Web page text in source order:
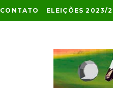
CONTATO ELEIÇÕES 2023/